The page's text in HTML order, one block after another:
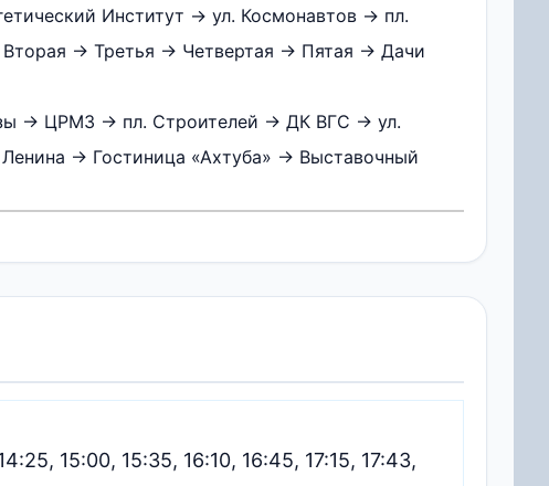
Институт → ул. Космонавтов → пл.
→ Третья → Четвертая → Пятая → Дачи
→ ЦРМЗ → пл. Строителей → ДК ВГС → ул.
→ Гостиница «Ахтуба» → Выставочный
15:00, 15:35, 16:10, 16:45, 17:15, 17:43,